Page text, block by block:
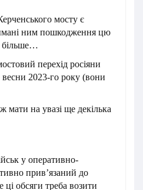
мосту є
ним пошкодження цю
більше…
перехід росіяни
весни 2023-го року (вони
мати на увазі ще декілька
у оперативно-
прив’язаний до
ці обсяги треба возити